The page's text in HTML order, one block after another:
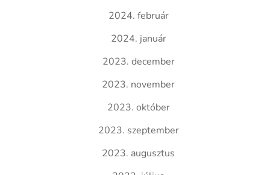
2024. február
2024. január
2023. december
2023. november
2023. október
2023. szeptember
2023. augusztus